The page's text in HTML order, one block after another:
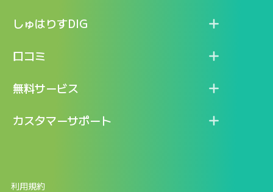
特長
料金
新着情報
ログイン
しゅはりすDIG
記事一覧
口コミ
口コミ一覧
無料サービス
LINEで『Iパス ならし学習』
カスタマーサポート
利用規約